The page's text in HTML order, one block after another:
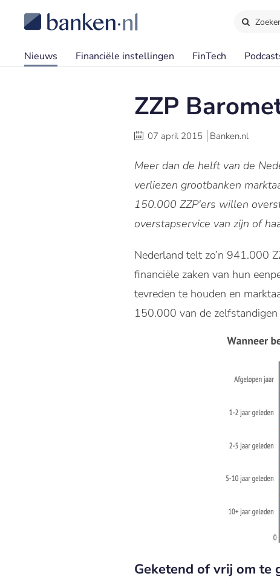
Nieuws Financiële instellingen FinTech
ZZP
07 april 2015 Banken.nl
Meer dan de helft van de
verliezen grootbanken
150.000 ZZP'ers willen
overstapservice van zijn of
Nederland telt zo’n 941.000
financiële zaken van hun
tevreden te houden en
150.000 van de zelfstandigen
Geketend of vrij om te